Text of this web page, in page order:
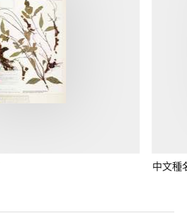
中文種